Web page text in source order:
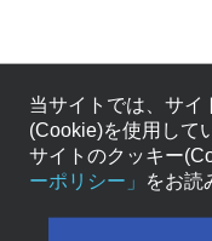
当サイトでは、サイ
(Cookie)を使用して
サイトのクッキー
ーポリシー」
をお読